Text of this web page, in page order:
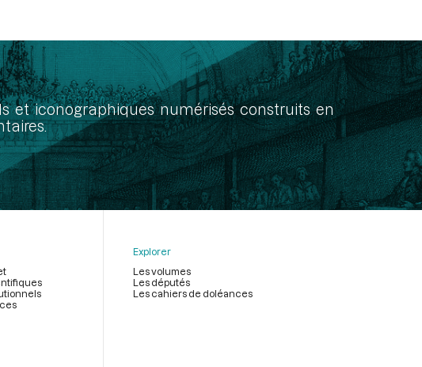
et iconographiques numérisés construits en
Explorer
Les volumes
Les députés
Les cahiers de doléances